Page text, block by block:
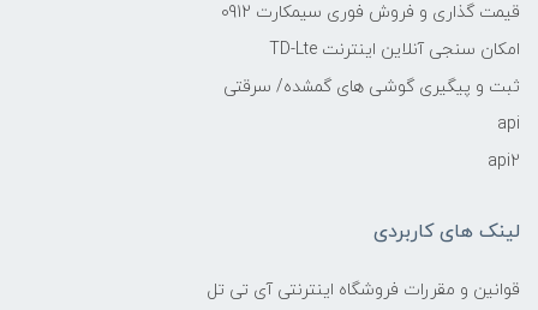
قیمت گذاری و فروش فوری سیمکارت 0912
امکان سنجی آنلاین اینترنت TD-Lte
ثبت و پیگیری گوشی های گمشده/ سرقتی
api
api2
لینک های کاربردی
قوانین و مقررات فروشگاه اینترنتی آی تی تل